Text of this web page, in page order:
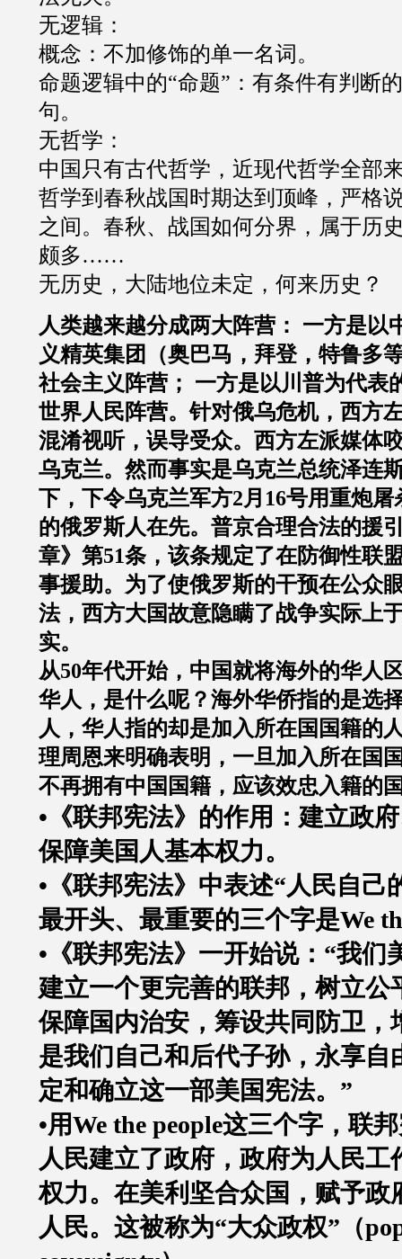
无逻辑：
概念：不加修饰的单一名词。
命题逻辑中的“命题” ：有条件有判断
句。
无哲学：
中国只有古代哲学，近现代哲学全部
哲学到春秋战国时期达到顶峰，严格
之间。春秋、战国如何分界，属于历
颇多……
无历史，大陆地位未定，何来历史？
人类越来越分成两大阵营： 一方是以
义精英集团（奥巴马，拜登，特鲁多
社会主义阵营； 一方是以川普为代表
世界人民阵营。针对俄乌危机，西方
混淆视听，误导受众。西方左派媒体
乌克兰。然而事实是乌克兰总统泽连
下，下令乌克兰军方2月 16号用重炮屠
的俄罗斯人在先。普京合理合法的援
章》第51条，该条规定了在防御性联
事援助。为了使俄罗斯的干预在公众
法，西方大国故意隐瞒了战争实际上
实。
从50年代开始，中国就将海外的华人
华人，是什么呢？海外华侨指的是选
人，华人指的却是加入所在国国籍的
理周恩来明确表明，一旦加入所在国
不再拥有中国国籍，应该效忠入籍的
•《联邦宪法》的作用：建立政
保障美国人基本权力。
•《联邦宪法》中表述“人民自己
最开头、最重要的三个字是We
•《联邦宪法》一开始说： “我们
建立一个更完善的联邦，树立公
保障国内治安，筹设共同防卫，
是我们自己和后代子孙，永享自
定和确立这一部美国宪法。 ”
•用We the people这三个字，联
人民建立了政府，政府为人民工
权力。在美利坚合众国，赋予政
人民。这被称为“大众政权” （